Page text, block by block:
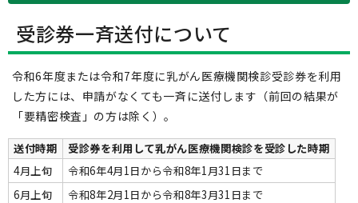
受診券一斉送付について
令和6年度または令和7年度に乳がん医療機関検診受診券を利用
した方には、申請がなくても一斉に送付します（前回の結果が
「要精密検査」の方は除く）。
送付時期
受診券を利用して乳がん医療機関検診を受診した時期
4月上旬
令和6年4月1日から令和8年1月31日まで
6月上旬
令和8年2月1日から令和8年3月31日まで